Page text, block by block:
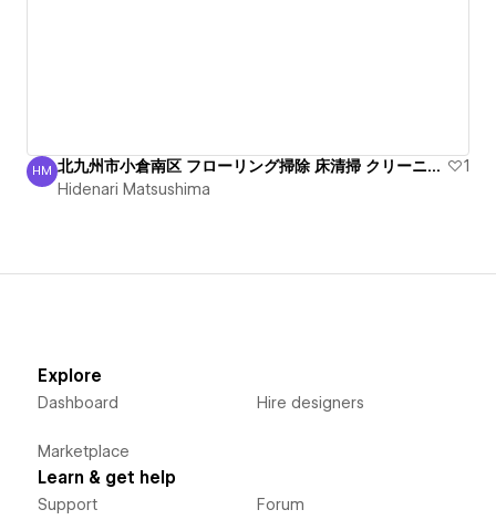
Hidenari Matsushima
HM 北九州市小倉南区 フローリング掃除 床清掃 クリーニング！
1
Hidenari Matsushima
Explore
Dashboard
Marketplace
Hire designers
Learn & get help
Support Forum